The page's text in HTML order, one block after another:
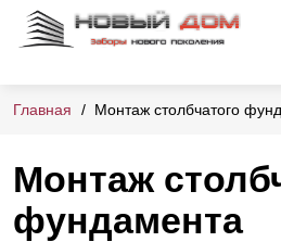
Главная Монтаж столбчатого
Монтаж
фундамента